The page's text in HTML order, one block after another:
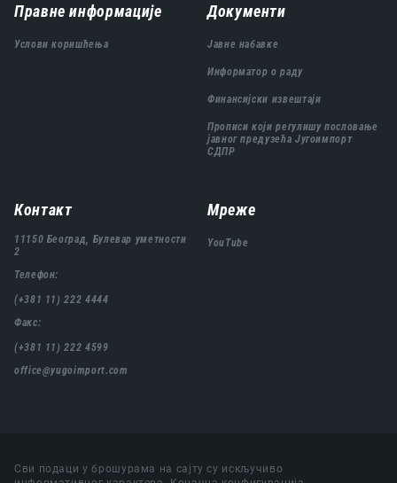
Навигација
подножја
Правне информације
Услови коришћења
Документи
Јавне набавке
Информатор о раду
Финансијски извештаји
Прописи који регулишу пословање
јавног предузећа Југоимпорт
СДПР
Контакт
11150 Београд, Булевар уметности
2
Телефон:
(+381 11) 222 4444
Факс:
(+381 11) 222 4599
office@yugoimport.com
Мреже
YouTube
Сви подаци у брошурама на сајту су искључиво